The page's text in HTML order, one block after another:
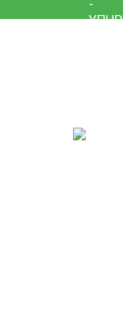
ΟΡΓΑΝΙΣΜΟΥΣ